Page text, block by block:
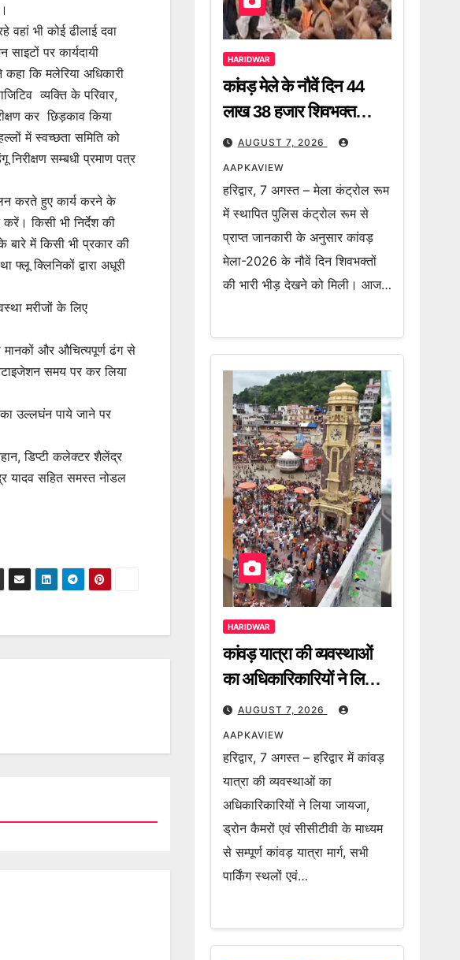
भी कोई ढीलाई दवा
पर कार्यदायी
कि मलेरिया अधिकारी
व्यक्ति के परिवार,
कर छिड़काव किया
में स्वच्छता समिति को
सम्बधी प्रमाण पत्र
करते हुए कार्य करने के
किसी भी निर्देश की
बारे में किसी भी प्रकार की
क्लिनिकों द्वारा अधूरी
मरीजों के लिए
मानकों और औचित्यपूर्ण ढंग से
समय पर कर लिया
का उल्लघंन पाये जाने पर
डिप्टी कलेक्टर शैलेंद्र
यादव सहित समस्त नोडल
HARIDWAR
कांवड़ मेले के नौवें दिन 44
लाख 38 हजार शिवभक्त
गंगाजल लेकर हुए रवाना, 2
करोड़ 64 लाख 8 हजार
शिवभक्त अब तक उठा चुके हैं
गंगा जल
AUGUST 7, 2026
AAPKAVIEW
हरिद्वार, 7 अगस्त – मेला कंट्रोल रूम
में स्थापित पुलिस कंट्रोल रूम से
प्राप्त जानकारी के अनुसार कांवड़
मेला-2026 के नौवें दिन शिवभक्तों
की भारी भीड़ देखने को मिली। आज…
HARIDWAR
कांवड़ यात्रा की व्यवस्थाओं
का अधिकारिकारियों ने लिया
जायजा, ड्रोन कैमरों एवं
सीसीटीवी के माध्यम से सम्पूर्ण
कांवड़ यात्रा मार्ग की हो रही
लाइव मॉनिटरिंग
AUGUST 7, 2026
AAPKAVIEW
हरिद्वार, 7 अगस्त – हरिद्वार में कांवड़
यात्रा की व्यवस्थाओं का
अधिकारिकारियों ने लिया जायजा,
ड्रोन कैमरों एवं सीसीटीवी के माध्यम
से सम्पूर्ण कांवड़ यात्रा मार्ग, सभी
पार्किंग स्थलों एवं…